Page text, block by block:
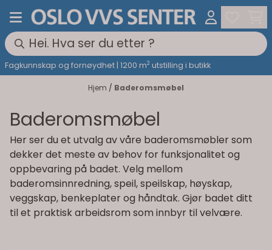
Hopp til innhold
Fagkunnskap og fornøydhet | 1200 m2 utstilling i butikk
Hjem / Baderomsmøbel
Baderomsmøbel
Her ser du et utvalg av våre baderomsmøbler som
dekker det meste av behov for funksjonalitet og
oppbevaring på badet. Velg mellom
baderomsinnredning, speil, speilskap, høyskap,
veggskap, benkeplater og håndtak. Gjør badet ditt
til et praktisk arbeidsrom som innbyr til velvære.